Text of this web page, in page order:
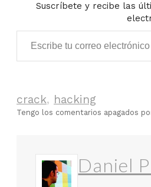
Suscríbete y recibe las
Escribe tu correo electrónico…
crack, hacking
Tengo los comentarios apagados
Daniel